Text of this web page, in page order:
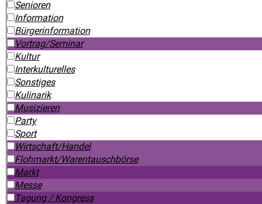
Senioren
Information
Bürgerinformation
Vortrag/Seminar
Kultur
Interkulturelles
Sonstiges
Kulinarik
Musizieren
Party
Sport
Wirtschaft/Handel
Flohmarkt/Warentauschbörse
Markt
Messe
Tagung / Kongress